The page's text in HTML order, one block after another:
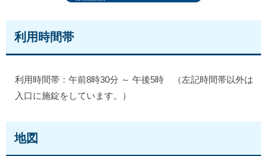
利用時間帯
利用時間帯：午前8時30分 ～ 午後5時 （左記時間帯以外は
入口に施錠をしています。）
地図